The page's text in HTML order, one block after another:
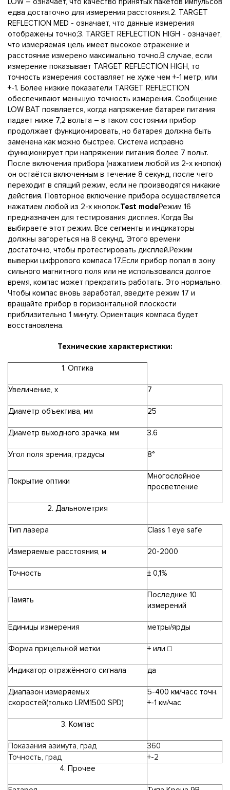
едва достаточно для измерения расстояния.2. TARGET
REFLECTION MED - означает, что данные измерения
отображены точно;3. TARGET REFLECTION HIGH - означает,
что измеряемая цель имеет высокое отражение и
расстояние измерено максимально точно.В случае, если
измерение показывает TARGET REFLECTION HIGH, то
точность измерения составляет не хуже чем +-1 метр, или
+-1. Более низкие показатели TARGET REFLECTION
обеспечивают меньшую точность измерения. Сообщение
LOW BAT появляется, когда напряжение батареи питания
падает ниже 7,2 вольта – в таком состоянии прибор
продолжает функционировать, но батарея должна быть
заменена как можно быстрее. Система исправно
функционирует при напряжении питания более 7 вольт.
После включения прибора (нажатием любой из 2-х кнопок)
он остаётся включенным в течение 8 секунд, после чего
переходит в спящий режим, если не производятся никакие
действия. Повторное включение прибора осуществляется
нажатием любой из 2-х кнопок.Test modeРежим 16
предназначен для тестирования дисплея. Когда Вы
выбираете этот режим. Все сегменты и индикаторы
должны загореться на 8 секунд. Этого времени
достаточно, чтобы протестировать дисплей.Режим
выверки цифрового компаса 17.Если прибор попал в зону
сильного магнитного поля или не использовался долгое
время, компас может прекратить работать. Это нормально.
Чтобы компас вновь заработал, введите режим 17 и
вращайте прибор в горизонтальной плоскости
приблизительно 1 минуту. Ориентация компаса будет
восстановлена.
Технические характеристики:
1. Оптика
Увеличение, x 7
Диаметр объектива, мм 25
Диаметр выходного зрачка, мм 3.6
Угол поля зрения, градусы 8°
Покрытие оптики
Многослойное
просветление
2. Дальнометрия
Тип лазера Class 1 eye safe
Измеряемые расстояния, м 20-2000
Точность ± 0,1%
Память
Последние 10
измерений
Единицы измерения метры/ярды
Форма прицельной метки + или □
Индикатор отражённого сигнала да
Диапазон измеряемых
скоростей(только LRM1500 SPD)
5-400 км/часс точн.
+-1 км/час
3. Компас
Показания азимута, град
360
Точность, град
+-2
4. Прочее